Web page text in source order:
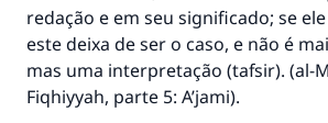
redação e em seu significado; se
este deixa de ser o caso, e não é
mas uma interpretação (tafsir). (al-
Fiqhiyyah, parte 5: A’jami).